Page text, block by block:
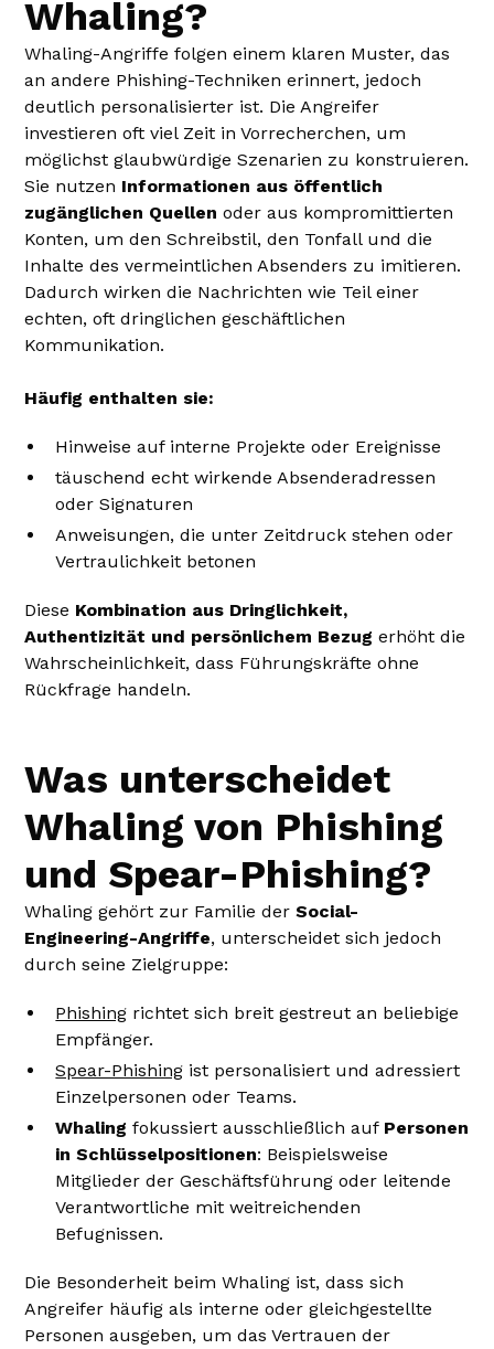
Whaling?
Whaling-Angriffe folgen einem klaren Muster, das
an andere Phishing-Techniken erinnert, jedoch
deutlich personalisierter ist. Die Angreifer
investieren oft viel Zeit in Vorrecherchen, um
möglichst glaubwürdige Szenarien zu konstruieren.
Sie nutzen Informationen aus öffentlich
zugänglichen Quellen oder aus kompromittierten
Konten, um den Schreibstil, den Tonfall und die
Inhalte des vermeintlichen Absenders zu imitieren.
Dadurch wirken die Nachrichten wie Teil einer
echten, oft dringlichen geschäftlichen
Kommunikation.
Häufig enthalten sie:
Hinweise auf interne Projekte oder Ereignisse
täuschend echt wirkende Absenderadressen
oder Signaturen
Anweisungen, die unter Zeitdruck stehen oder
Vertraulichkeit betonen
Diese Kombination aus Dringlichkeit,
Authentizität und persönlichem Bezug erhöht die
Wahrscheinlichkeit, dass Führungskräfte ohne
Rückfrage handeln.
Was unterscheidet
Whaling von Phishing
und Spear-Phishing?
Whaling gehört zur Familie derSocial-
Engineering-Angriffe, unterscheidet sich jedoch
durch seine Zielgruppe:
Phishing richtet sich breit gestreut an beliebige
Empfänger.
Spear-Phishing ist personalisiert und adressiert
Einzelpersonen oder Teams.
Whaling fokussiert ausschließlich auf Personen
in Schlüsselpositionen: Beispielsweise
Mitglieder der Geschäftsführung oder leitende
Verantwortliche mit weitreichenden
Befugnissen.
Die Besonderheit beim Whaling ist, dass sich
Angreifer häufig als interne oder gleichgestellte
Personen ausgeben, um das Vertrauen der